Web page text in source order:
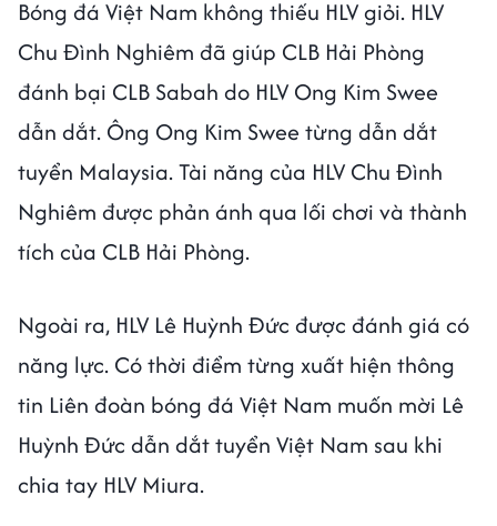
Bóng đá Việt Nam không thiếu HLV giỏi. HLV
Chu Đình Nghiêm đã giúp CLB Hải Phòng
đánh bại CLB Sabah do HLV Ong Kim Swee
dẫn dắt. Ông Ong Kim Swee từng dẫn dắt
tuyển Malaysia. Tài năng của HLV Chu Đình
Nghiêm được phản ánh qua lối chơi và thành
tích của CLB Hải Phòng.
Ngoài ra, HLV Lê Huỳnh Đức được đánh giá có
năng lực. Có thời điểm từng xuất hiện thông
tin Liên đoàn bóng đá Việt Nam muốn mời Lê
Huỳnh Đức dẫn dắt tuyển Việt Nam sau khi
chia tay HLV Miura.